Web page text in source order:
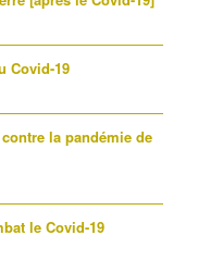
Covid-19
la pandémie de
le Covid-19